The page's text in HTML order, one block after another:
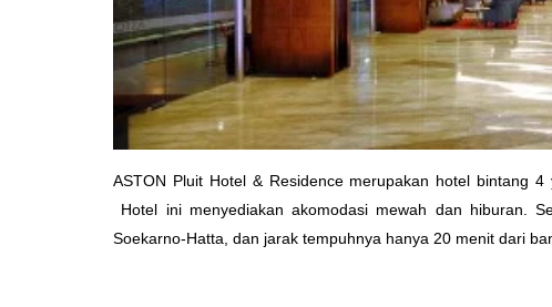
ASTON Pluit Hotel & Residence merupakan hotel bintang
Hotel ini menyediakan akomodasi mewah dan hiburan.
Soekarno-Hatta, dan jarak tempuhnya hanya 20 menit dari